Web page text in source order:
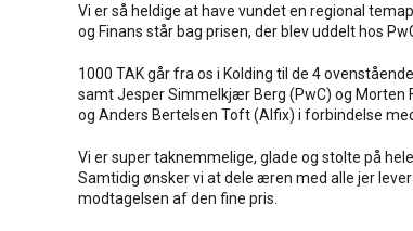
Vi er så heldige at have vundet en regional
og Finans står bag prisen, der blev uddelt hos
1000 TAK går fra os i Kolding til de 4
samt Jesper Simmelkjær Berg (PwC) og Morten
og Anders Bertelsen Toft (Alfix) i forbindelse
Vi er super taknemmelige, glade og stolte på
Samtidig ønsker vi at dele æren med alle jer
modtagelsen af den fine pris.